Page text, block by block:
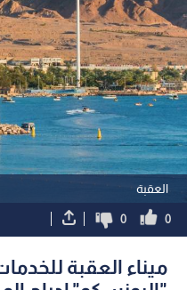
العقبة
0
0
ميناء العقبة